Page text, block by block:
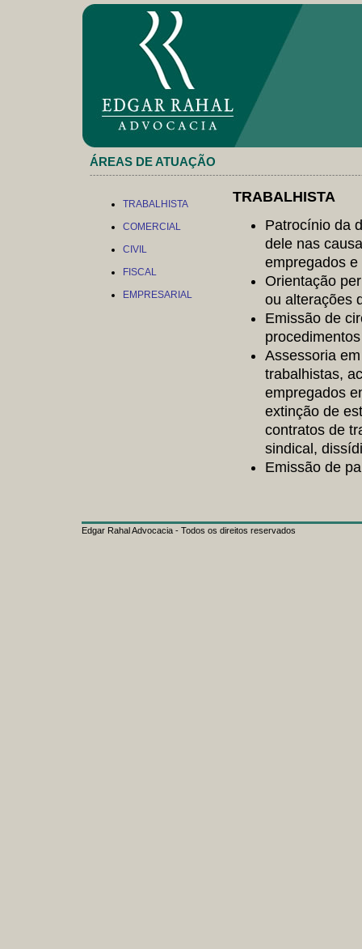
ÁREAS DE ATUAÇÃO
TRABALHISTA
COMERCIAL
CIVIL
FISCAL
EMPRESARIAL
TRABALHISTA
Patrocínio da
dele nas
empregados
Orientação
ou alterações
Emissão de
Assessoria
trabalhistas,
empregados
extinção de
contratos de
sindical,
Emissão de
Edgar Rahal Advocacia - Todos os direitos reservados